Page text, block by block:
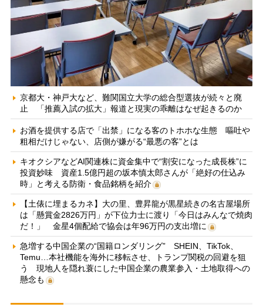
京都大・神戸大など、難関国立大学の総合型選抜が続々と廃
止 「推薦入試の拡大」報道と現実の乖離はなぜ起きるのか
お酒を提供する店で「出禁」になる客のトホホな生態 嘔吐や
粗相だけじゃない、店側が嫌がる“最悪の客”とは
キオクシアなどAI関連株に資金集中で“割安になった成長株”に
投資妙味 資産1.5億円超の坂本慎太郎さんが「絶好の仕込み
時」と考える防衛・食品銘柄を紹介
【土俵に埋まるカネ】大の里、豊昇龍が黒星続きの名古屋場所
は「懸賞金2826万円」が下位力士に渡り「今日はみんなで焼肉
だ！」 金星4個配給で協会は年96万円の支出増に
急増する中国企業の“国籍ロンダリング” SHEIN、TikTok、
Temu…本社機能を海外に移転させ、トランプ関税の回避を狙
う 現地人を隠れ蓑にした中国企業の農業参入・土地取得への
懸念も